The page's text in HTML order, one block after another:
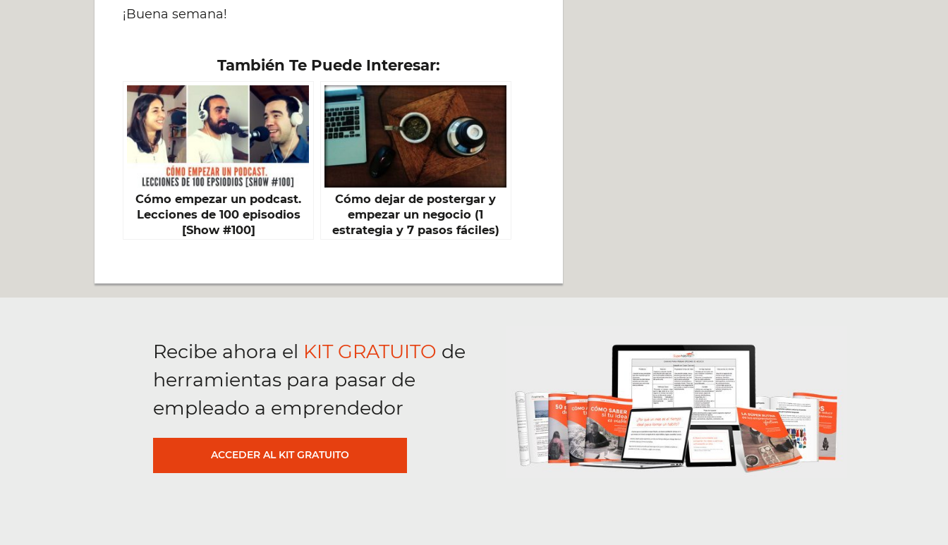
¡Buena semana!
También Te Puede Interesar:
Cómo empezar un podcast.
Lecciones de 100 episodios
[Show #100]
Cómo dejar de postergar y
empezar un negocio (1
estrategia y 7 pasos fáciles)
Recibe ahora el KIT GRATUITO de
herramientas para pasar de
empleado a emprendedor
ACCEDER AL KIT GRATUITO